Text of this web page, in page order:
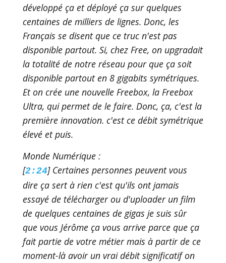
développé ça et déployé ça sur quelques
centaines de milliers de lignes. Donc, les
Français se disent que ce truc n'est pas
disponible partout. Si, chez Free, on upgradait
la totalité de notre réseau pour que ça soit
disponible partout en 8 gigabits symétriques.
Et on crée une nouvelle Freebox, la Freebox
Ultra, qui permet de le faire. Donc, ça, c'est la
première innovation. c'est ce débit symétrique
élevé et puis.
Monde Numérique :
[2:24] Certaines personnes peuvent vous
dire ça sert à rien c'est qu'ils ont jamais
essayé de télécharger ou d'uploader un film
de quelques centaines de gigas je suis sûr
que vous Jérôme ça vous arrive parce que ça
fait partie de votre métier mais à partir de ce
moment-là avoir un vrai débit significatif on